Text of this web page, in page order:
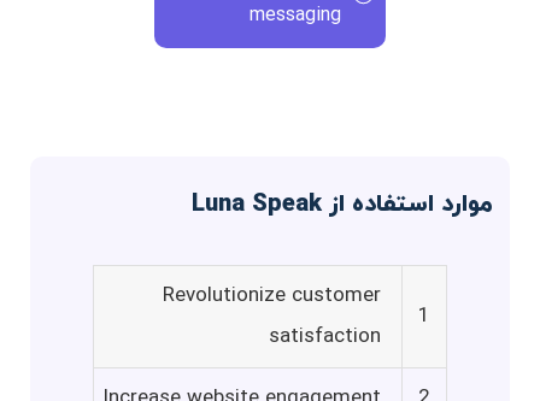
messaging
موارد استفاده از Luna Speak
1
Revolutionize customer
satisfaction